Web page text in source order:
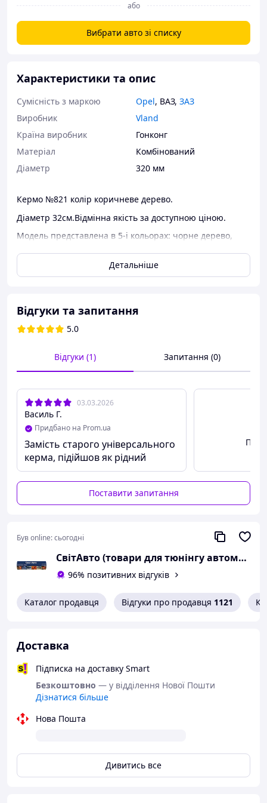
або
Вибрати авто зі списку
Характеристики та опис
Сумісність з маркою Opel, ВАЗ, ЗАЗ
Виробник
Vland
Країна виробник
Гонконг
Матеріал
Комбінований
Діаметр
320 мм
Кермо №821 колір коричневе дерево.
Діаметр 32см.Відмінна якість за доступною ціною.
Модель представлена в 5-і кольорах: чорне дерево,
вибір для тих, хто цінує сучасний дизайн, надійність
використаних у виготовленні матеріалів (гума і пластик)
Товари для тюнінгу: спорт кермо
Детальніше
Відгуки та запитання
5.0
Відгуки (1) Запитання (0)
03.03.2026
Василь Г.
Придбано на Prom.ua
Замість старого універсального
керма, підійшов як рідний
Поставити запитання
Був online:сьогодні
СвітАвто (товари для тюнінгу автомобілів ВАЗ)
96% позитивних відгуків
Каталог продавця Відгуки про продавця 1121
Доставка
Підписка на доставку Smart
Безкоштовно — у відділення Нової Пошти
Дізнатися більше
Нова Пошта
Дивитись все